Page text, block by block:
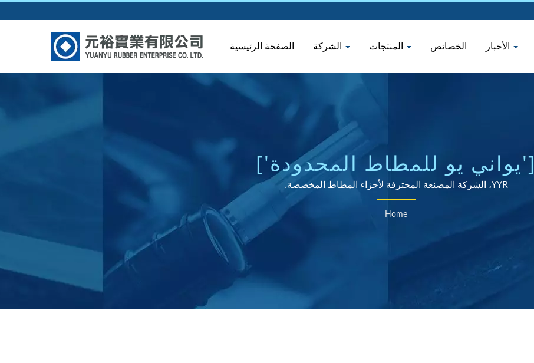
الصفحة الرئيسية الخصائص
['يواني يو للمطاط المحدودة']
YYR، الشركة المصنعة المحترفة لأجزاء المطاط المخصصة.
Home